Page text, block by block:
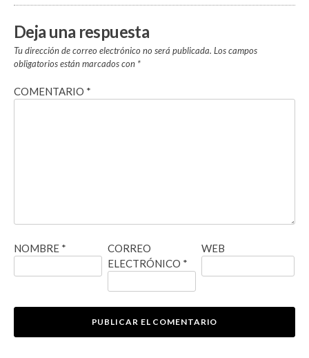
entradas
Deja una respuesta
Tu dirección de correo electrónico no será publicada. Los campos
obligatorios están marcados con *
COMENTARIO *
NOMBRE *
CORREO
ELECTRÓNICO *
WEB